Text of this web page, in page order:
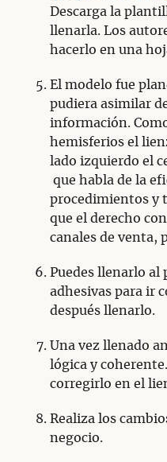
Descarga la
llenarla. Los
hacerlo en una
El modelo fue
pudiera asimilar
información.
hemisferios el
lado izquierdo el
que habla de la
procedimientos y
que el derecho
canales de venta,
Puedes llenarlo al
adhesivas para ir
después llenarlo.
Una vez llenado
lógica y
corregirlo en el
Realiza los
negocio.